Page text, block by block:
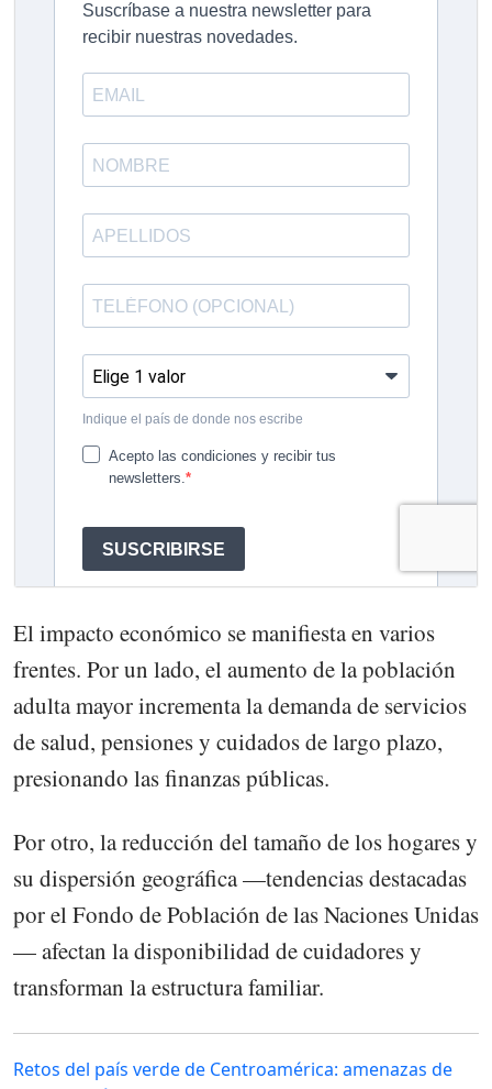
El impacto económico se manifiesta en varios
frentes. Por un lado, el aumento de la población
adulta mayor incrementa la demanda de servicios
de salud, pensiones y cuidados de largo plazo,
presionando las finanzas públicas.
Por otro, la reducción del tamaño de los hogares y
su dispersión geográfica —tendencias destacadas
por el Fondo de Población de las Naciones Unidas
— afectan la disponibilidad de cuidadores y
transforman la estructura familiar.
Retos del país verde de Centroamérica: amenazas de